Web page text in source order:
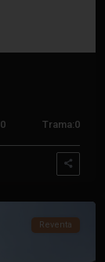
0 Trama:0
Reventa